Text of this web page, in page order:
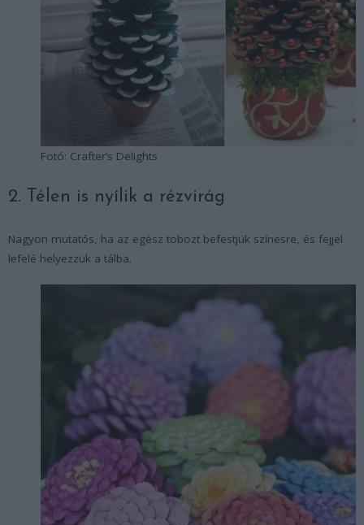
Fotó: Crafter’s Delights
2. Télen is nyílik a rézvirág
Nagyon mutatós, ha az egész tobozt befestjük színesre, és fejjel
lefelé helyezzük a tálba.